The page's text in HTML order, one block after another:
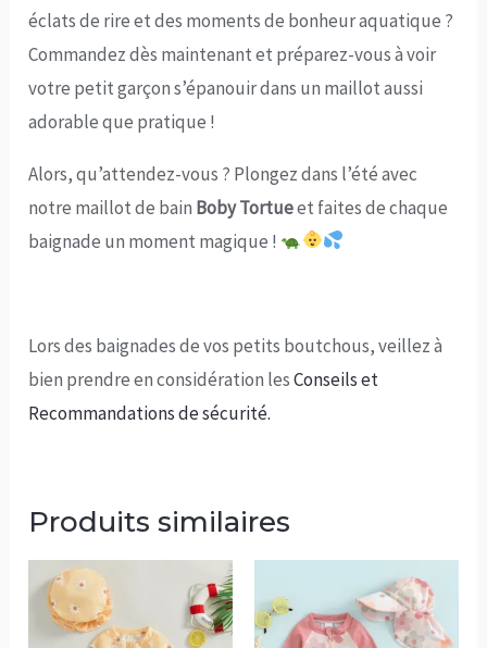
éclats de rire et des moments de bonheur aquatique ?
Commandez dès maintenant et préparez-vous à voir
votre petit garçon s’épanouir dans un maillot aussi
adorable que pratique !
Alors, qu’attendez-vous ? Plongez dans l’été avec
notre maillot de bain Boby Tortueet faites de chaque
baignade un moment magique !
Lors des baignades de vos petits boutchous, veillez à
bien prendre en considération lesConseils et
Recommandations de sécurité.
Produits similaires